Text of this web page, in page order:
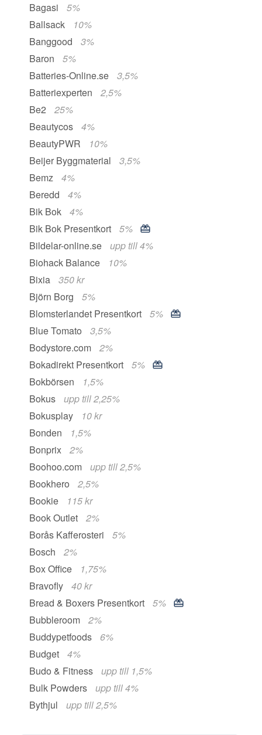
Bagasi
5%
Ballsack
10%
Banggood
3%
Baron
5%
Batteries-Online.se
3,5%
Batteriexperten
2,5%
Be2
25%
Beautycos
4%
BeautyPWR
10%
Beijer Byggmaterial
3,5%
Bemz
4%
Beredd
4%
Bik Bok
4%
Bik Bok Presentkort
5%
Bildelar-online.se
upp till 4%
Biohack Balance
10%
Bixia
350 kr
Björn Borg
5%
Blomsterlandet Presentkort
5%
Blue Tomato
3,5%
Bodystore.com
2%
Bokadirekt Presentkort
5%
Bokbörsen
1,5%
Bokus
upp till 2,25%
Bokusplay
10 kr
Bonden
1,5%
Bonprix
2%
Boohoo.com
upp till 2,5%
Bookhero
2,5%
Bookie
115 kr
Book Outlet
2%
Borås Kafferosteri
5%
Bosch
2%
Box Office
1,75%
Bravofly
40 kr
Bread & Boxers Presentkort
5%
Bubbleroom
2%
Buddypetfoods
6%
Budget
4%
Budo & Fitness
upp till 1,5%
Bulk Powders
upp till 4%
Bythjul
upp till 2,5%